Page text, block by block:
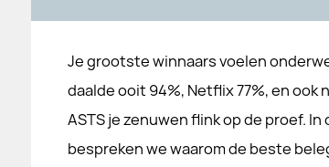
Je grootste winnaars voelen
daalde ooit 94%, Netflix 77%, en ook
ASTS je zenuwen flink op de proef.
bespreken we waarom de beste